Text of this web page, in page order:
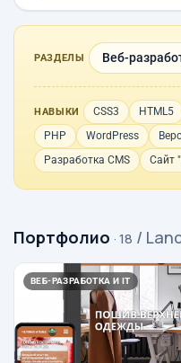
РАЗДЕЛЫ Веб-
НАВЫКИ CSS3 HTML5
PHP
WordPress
Разработка CMS
Сайт
Портфолио · 18 /
ВЕБ-РАЗРАБОТКА И IT